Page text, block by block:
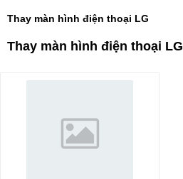
Thay màn hình điện thoại LG
Thay màn hình điện thoại LG